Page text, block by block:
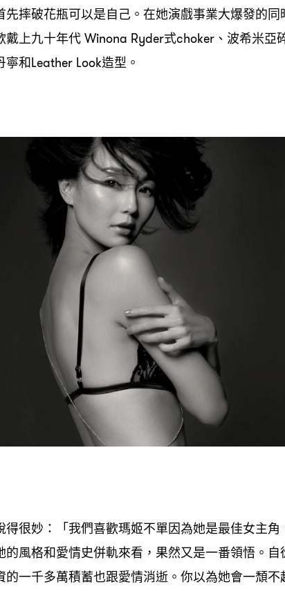
先摔破花瓶可以是自己。在她演戲事業大爆發的同
戴上九十年代Winona Ryder式choker 、波希米亞
寧和Leather Look造型。
得很妙 ： 「我們喜歡瑪姬不單因為她是最佳女主角
的風格和愛情史併軌來看 ， 果然又是一番領悟。自
的一千多萬積蓄也跟愛情消逝。你以為她會一頹不